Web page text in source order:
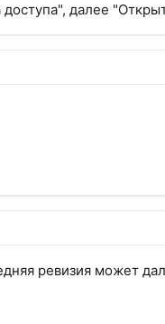
далее
ревизия может